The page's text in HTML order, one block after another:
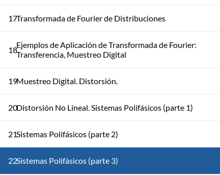
17Transformada de Fourier de Distribuciones
18Ejemplos de Aplicación de Transformada de Fourier:
Transferencia, Muestreo Digital
19Muestreo Digital. Distorsión.
20Distorsión No Lineal. Sistemas Polifásicos (parte 1)
21Sistemas Polifásicos (parte 2)
22Sistemas Polifásicos (parte 3)